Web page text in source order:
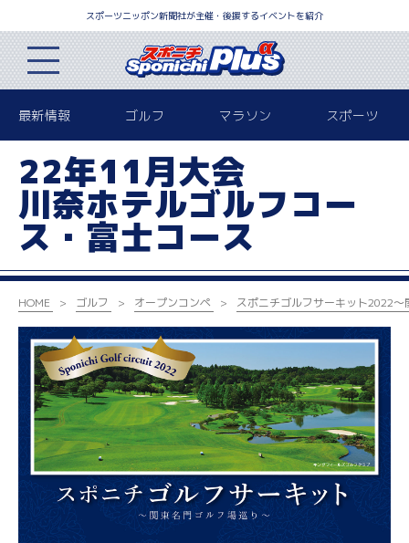
スポーツニッポン新聞社が主催・後援するイベントを紹介
最新情報 ゴルフ マラソン スポーツ
22年11月大会
川奈ホテルゴルフコー
ス・富士コース
HOME ゴルフ オープンコンペ スポニチゴルフサーキット2022～